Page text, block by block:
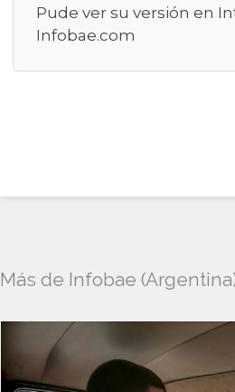
Pude ver su versión en
Infobae.com
Más de Infobae